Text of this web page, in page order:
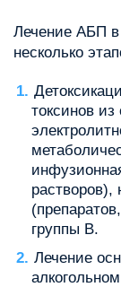
Лечение АБП в
несколько
токсинов
растворов),
группы B.
Лечение